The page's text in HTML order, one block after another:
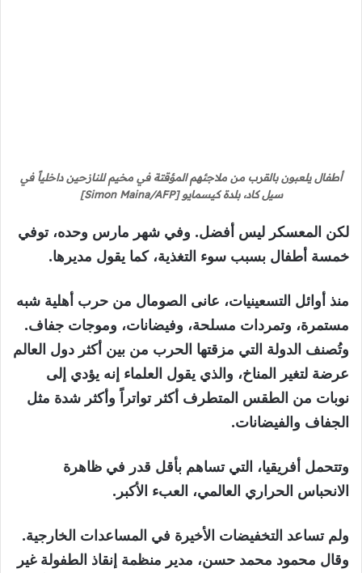
أطفال يلعبون بالقرب من ملاجئهم المؤقتة في مخيم للنازحين داخلياً في
سيل كاد، بلدة كيسمايو [Simon Maina/AFP]
لكن المعسكر ليس أفضل. وفي شهر مارس وحده، توفي
خمسة أطفال بسبب سوء التغذية، كما يقول مديرها.
منذ أوائل التسعينيات، عانى الصومال من حرب أهلية شبه
مستمرة، وتمردات مسلحة، وفيضانات، وموجات جفاف.
وتُصنف الدولة التي مزقتها الحرب من بين أكثر دول العالم
عرضة لتغير المناخ، والذي يقول العلماء إنه يؤدي إلى
نوبات من الطقس المتطرف أكثر تواتراً وأكثر شدة مثل
الجفاف والفيضانات.
وتتحمل أفريقيا، التي تساهم بأقل قدر في ظاهرة
الانحباس الحراري العالمي، العبء الأكبر.
ولم تساعد التخفيضات الأخيرة في المساعدات الخارجية.
وقال محمود محمد حسن، مدير منظمة إنقاذ الطفولة غير